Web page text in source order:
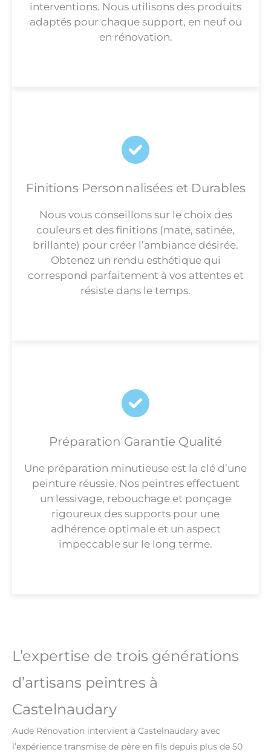
interventions. Nous utilisons des produits
adaptés pour chaque support, en neuf ou
en rénovation.
Finitions Personnalisées et Durables
Nous vous conseillons sur le choix des
couleurs et des finitions (mate, satinée,
brillante) pour créer l’ambiance désirée.
Obtenez un rendu esthétique qui
correspond parfaitement à vos attentes et
résiste dans le temps.
Préparation Garantie Qualité
Une préparation minutieuse est la clé d’une
peinture réussie. Nos peintres effectuent
un lessivage, rebouchage et ponçage
rigoureux des supports pour une
adhérence optimale et un aspect
impeccable sur le long terme.
L’expertise de trois générations
d’artisans peintres à
Castelnaudary
Aude Rénovation intervient à Castelnaudary avec
l’expérience transmise de père en fils depuis plus de 50